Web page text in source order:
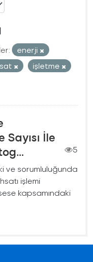
enerji
işletme
İle
5
ve sorumluluğunda
işlemi
kapsamındaki